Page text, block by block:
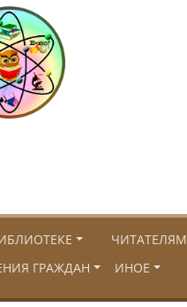
ЧИТАТЕЛЯМ
ГРАЖДАН
ИНОЕ